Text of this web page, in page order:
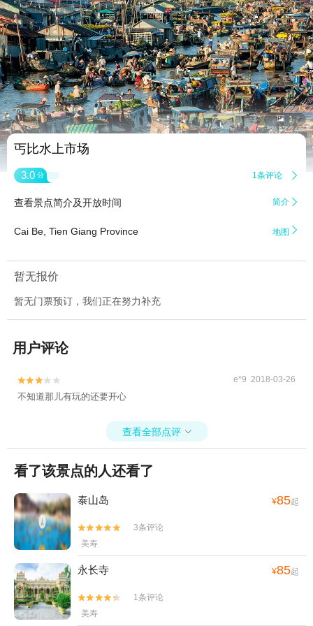
 1
丐比水上市场
3.0 分 1条评论 
查看景点简介及开放时间 简介 
Cai Be, Tien Giang Province 地图 
暂无报价
暂无门票预订，我们正在努力补充
用户评论

 e*9 2018-03-26
不知道那儿有玩的还要开心
查看全部点评 
看了该景点的人还看了
泰山岛 ¥85起


3条评论
美寿
永长寺 ¥85起


1条评论
美寿
